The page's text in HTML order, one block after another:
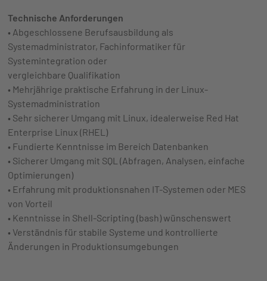
Technische Anforderungen
• Abgeschlossene Berufsausbildung als
Systemadministrator, Fachinformatiker für
Systemintegration oder
vergleichbare Qualifikation
• Mehrjährige praktische Erfahrung in der Linux-
Systemadministration
• Sehr sicherer Umgang mit Linux, idealerweise Red Hat
Enterprise Linux (RHEL)
• Fundierte Kenntnisse im Bereich Datenbanken
• Sicherer Umgang mit SQL (Abfragen, Analysen, einfache
Optimierungen)
• Erfahrung mit produktionsnahen IT-Systemen oder MES
von Vorteil
• Kenntnisse in Shell-Scripting (bash) wünschenswert
• Verständnis für stabile Systeme und kontrollierte
Änderungen in Produktionsumgebungen